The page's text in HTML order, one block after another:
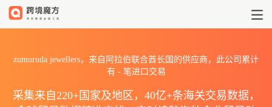
zumuruda jewellers，来自阿拉伯联合酋长国的供应商，此公司累计
有 -笔进口交易
采集来自220+国家及地区，40亿+条海关交易数据，